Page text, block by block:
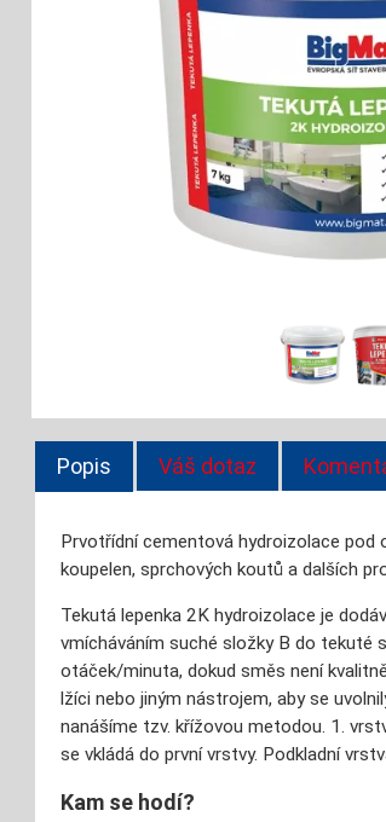
Popis Váš dotaz
Prvotřídní cementová hydroizolace pod
koupelen, sprchových koutů a dalších
Tekutá lepenka 2K hydroizolace je
vmícháváním suché složky B do tekuté
otáček/minuta, dokud směs není
lžíci nebo jiným nástrojem, aby se
nanášíme tzv. křížovou metodou. 1.
se vkládá do první vrstvy. Podkladní
Kam se hodí?